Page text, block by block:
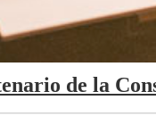
de la